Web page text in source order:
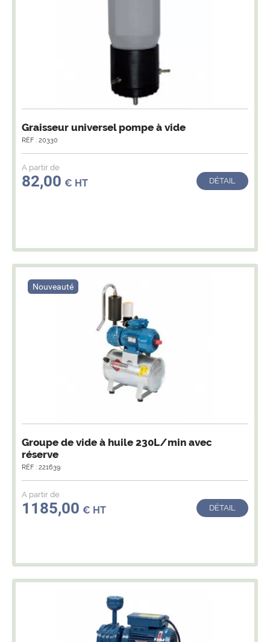
Graisseur universel pompe à vide
RÉF : 20330
A partir de
82,00 € HT DÉTAIL
Nouveauté
Groupe de vide à huile 230L/min avec
réserve
RÉF : 221639
A partir de
1185,00 € HT DÉTAIL